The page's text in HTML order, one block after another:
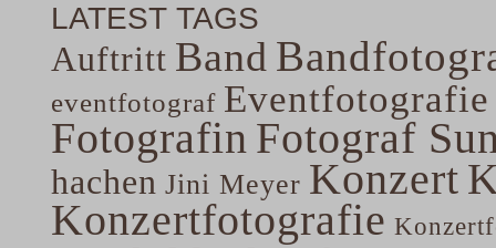
LATEST TAGS
Auftritt Band
eventfotograf Eventfotografie
Fotografin Fotograf
hachen Jini Meyer Konzert
Konzertfotografie